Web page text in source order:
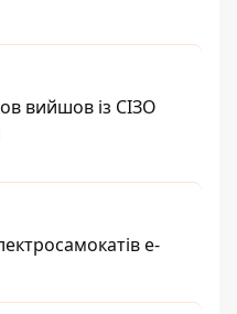
вийшов із СІЗО
e-